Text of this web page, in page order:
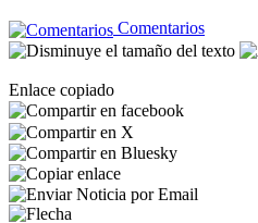
Comentarios
Enlace copiado